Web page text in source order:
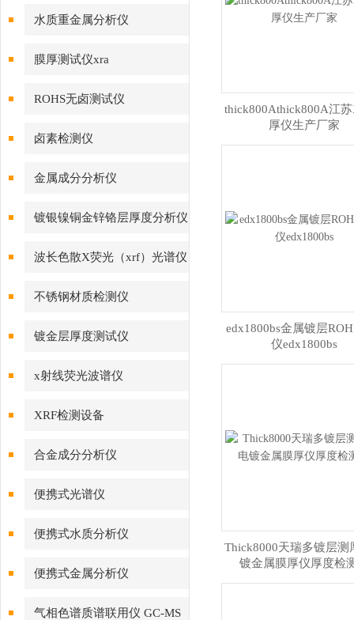
水质重金属分析仪
膜厚测试仪xra
ROHS无卤测试仪
卤素检测仪
金属成分分析仪
镀银镍铜金锌铬层厚度分析仪
波长色散X荧光（xrf）光谱仪
不锈钢材质检测仪
镀金层厚度测试仪
x射线荧光波谱仪
XRF检测设备
合金成分分析仪
便携式光谱仪
便携式水质分析仪
便携式金属分析仪
气相色谱质谱联用仪 GC-MS
thick800Athick800A江
厚仪生产厂家
edx1800bs金属镀层
仪edx1800bs
Thick8000天瑞多镀层测
镀金属膜厚仪厚度检